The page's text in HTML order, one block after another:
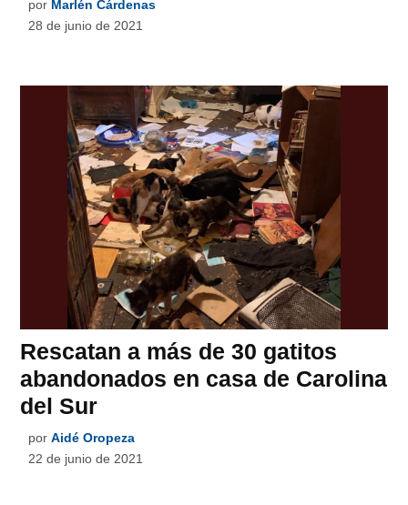
por Marlén Cárdenas
28 de junio de 2021
Rescatan a más de 30 gatitos
abandonados en casa de Carolina
del Sur
por Aidé Oropeza
22 de junio de 2021